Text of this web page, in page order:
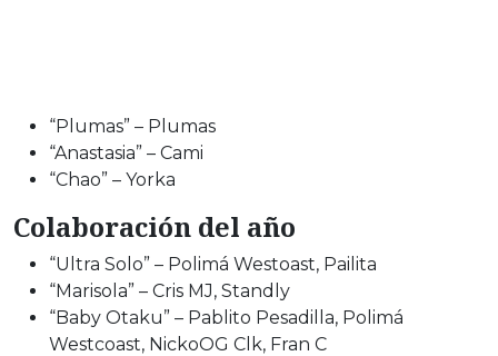
“Plumas” – Plumas
“Anastasia” – Cami
“Chao” – Yorka
Colaboración del año
“Ultra Solo” – Polimá Westoast, Pailita
“Marisola” – Cris MJ, Standly
“Baby Otaku” – Pablito Pesadilla, Polimá
Westcoast, NickoOG Clk, Fran C